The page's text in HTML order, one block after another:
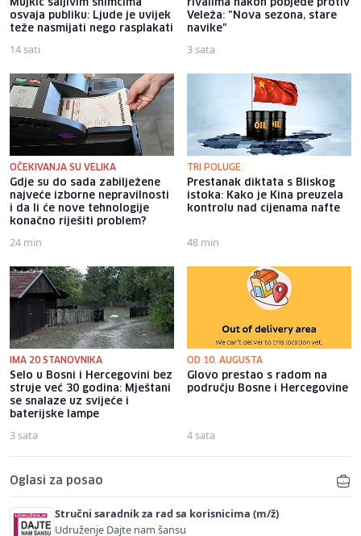
Mujkić šaljivim snimcima
osvaja publiku: Ljude je uvijek
teže nasmijati nego rasplakati
14 sati
rivalima nakon pobjede protiv
Veleža: "Nova sezona, stare
navike"
3 sata
OČEKIVANJA SU VELIKA
Gdje su do sada zabilježene
najveće izborne nepravilnosti
i da li će nove tehnologije
konačno riješiti problem?
24 min
TRI POLUGE
Prestanak diktata s Bliskog
istoka: Kako je Kina preuzela
kontrolu nad cijenama nafte
48 min
IMA 20 STANOVNIKA
Selo u Bosni i Hercegovini bez
struje već 30 godina: Mještani
se snalaze uz svijeće i
baterijske lampe
3 sata
OD 10. AUGUSTA
Glovo prestao s radom na
području Bosne i Hercegovine
4 sata
Oglasi za posao
Stručni saradnik za rad sa korisnicima (m/ž)
Udruženje Dajte nam šansu